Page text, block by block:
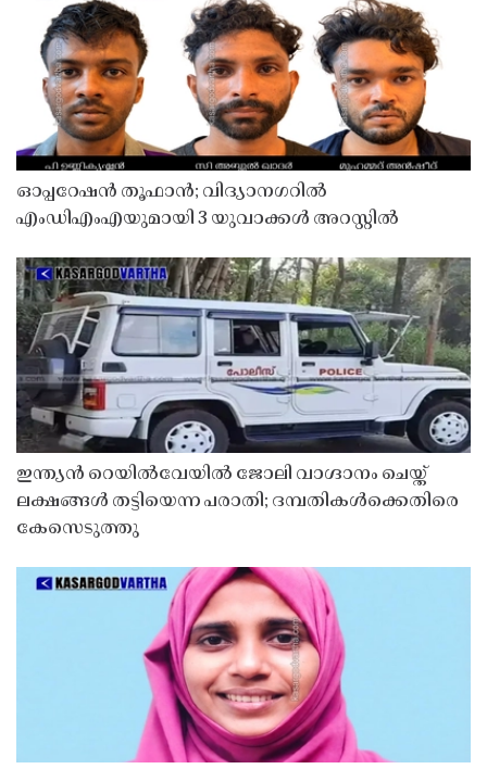
ഓപ്പറേഷൻ തൂഫാൻ; വിദ്യാനഗറിൽ
എംഡിഎംഎയുമായി 3 യുവാക്കൾ അറസ്റ്റിൽ
ഇന്ത്യൻ റെയിൽവേയിൽ ജോലി വാഗ്ദാനം ചെയ്ത്
ലക്ഷങ്ങൾ തട്ടിയെന്ന പരാതി; ദമ്പതികൾക്കെതിരെ
കേസെടുത്തു